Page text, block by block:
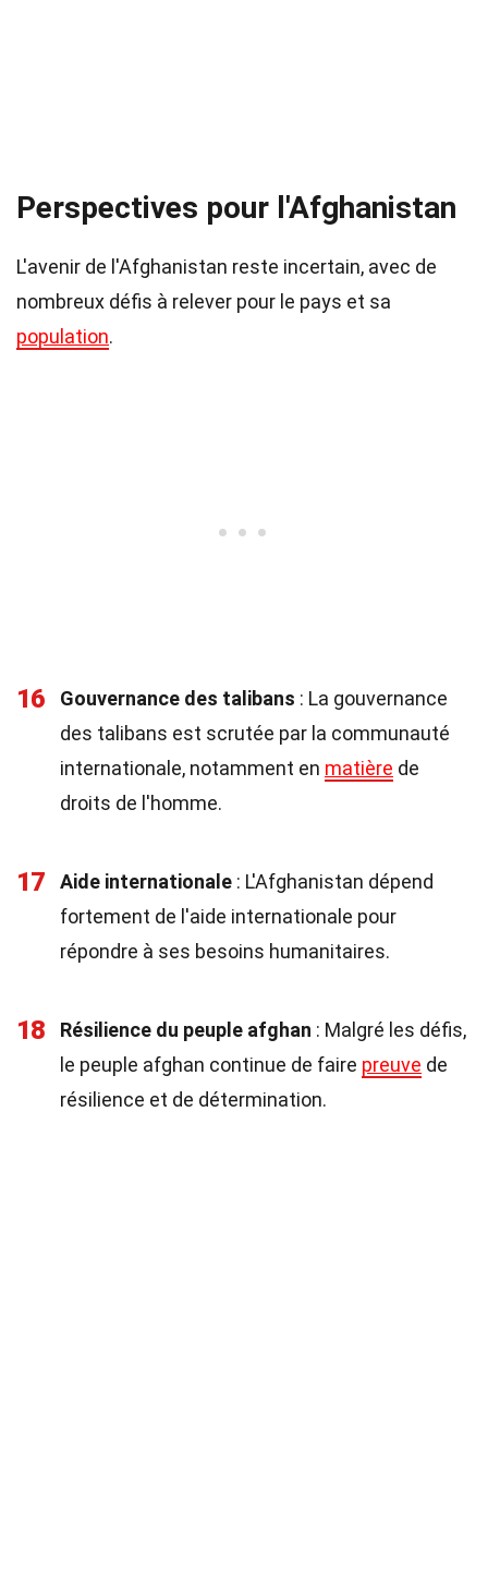
Perspectives pour l'Afghanistan
L'avenir de l'Afghanistan reste incertain, avec de
nombreux défis à relever pour le pays et sa
population.
16 Gouvernance des talibans : La gouvernance
des talibans est scrutée par la communauté
internationale, notamment en matière de
droits de l'homme.
17 Aide internationale : L'Afghanistan dépend
fortement de l'aide internationale pour
répondre à ses besoins humanitaires.
18 Résilience du peuple afghan : Malgré les défis,
le peuple afghan continue de faire preuve de
résilience et de détermination.